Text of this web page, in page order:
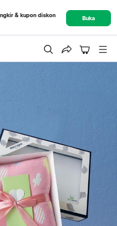
& kupon diskon
Buka